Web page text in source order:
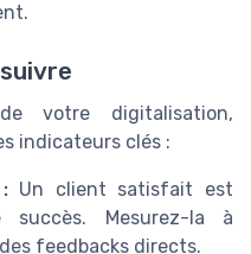
votre digitalisation,
indicateurs clés :
Un client satisfait est
succès. Mesurez-la à
feedbacks directs.